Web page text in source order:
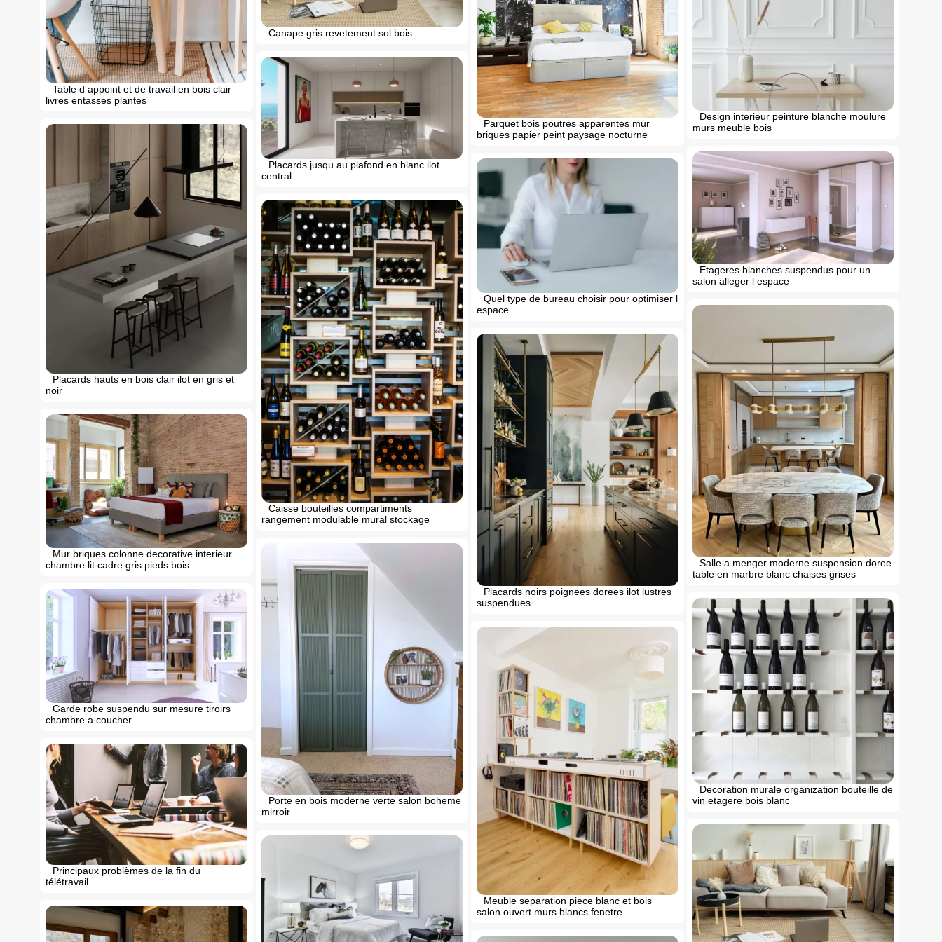
Table d appoint et de travail en bois clair
livres entasses plantes
Canape gris revetement sol bois
Parquet bois poutres apparentes mur
briques papier peint paysage nocturne
Design interieur peinture blanche moulure
murs meuble bois
Placards jusqu au plafond en blanc ilot
central
Placards hauts en bois clair ilot en gris et
noir
Etageres blanches suspendus pour un
salon alleger l espace
Quel type de bureau choisir pour optimiser l
espace
Caisse bouteilles compartiments
rangement modulable mural stockage
Salle a menger moderne suspension doree
table en marbre blanc chaises grises
Placards noirs poignees dorees ilot lustres
suspendues
Mur briques colonne decorative interieur
chambre lit cadre gris pieds bois
Porte en bois moderne verte salon boheme
mirroir
Garde robe suspendu sur mesure tiroirs
chambre a coucher
Decoration murale organization bouteille de
vin etagere bois blanc
Meuble separation piece blanc et bois
salon ouvert murs blancs fenetre
Principaux problèmes de la fin du
télétravail